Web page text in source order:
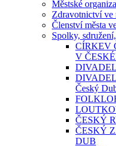
Městské
Zdravotnictví ve
Členství města
Spolky,
CÍRKEV
V
Český
ČESKÝ
ČESKÝ
DUB